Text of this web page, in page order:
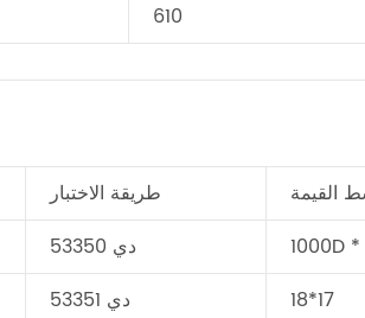
610
طريقة الاختبار
القيمة
دي 53350
1000D
دي 53351
18*17